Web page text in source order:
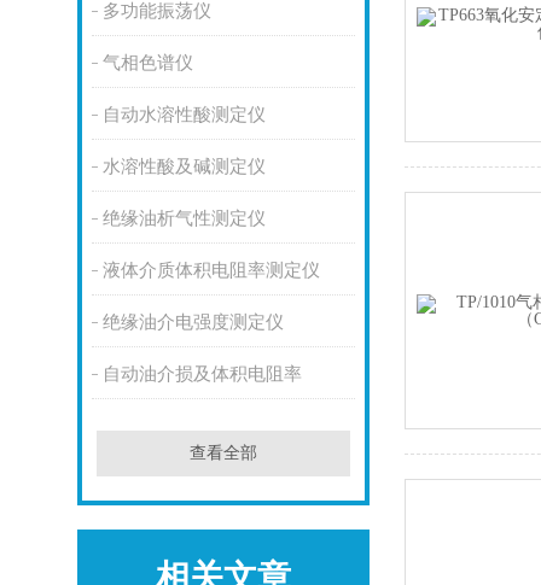
多功能振荡仪
气相色谱仪
自动水溶性酸测定仪
水溶性酸及碱测定仪
绝缘油析气性测定仪
液体介质体积电阻率测定仪
绝缘油介电强度测定仪
自动油介损及体积电阻率
查看全部
相关文章